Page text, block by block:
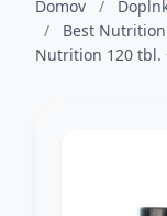
Domov /
/
Best Nutrition
Nutrition 120 tbl.